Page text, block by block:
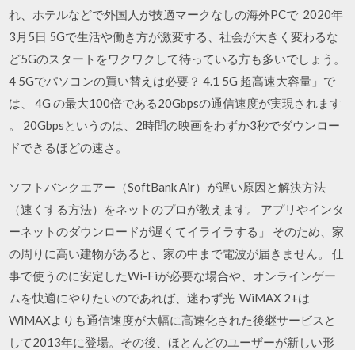
れ、ホテルなどで外国人が技適マークなしの海外PCで 2020年
3月5日 5Gで生活や働き方が激変する、社会が大きく変わるな
ど5Gのスタートをワクワクして待っている方も多いでしょう。
4 5Gでパソコンの買い替えは必要？ 4.1 5G 超高速大容量」で
は、 4G の最大100倍である20Gbpsの通信速度が実現されます
。 20Gbpsというのは、2時間の映画をわずか3秒でダウンロー
ドできるほどの速さ。
ソフトバンクエアー（SoftBank Air）が遅い原因と解決方法
（速くする方法）をネットのプロが教えます。 アプリやインタ
ーネットのダウンロードが遅くてイライラする」 そのため、家
の周りに高い建物があると、家の中まで電波が届きません。 仕
事で使うのに安定したWi-Fiが必要な場合や、オンラインゲー
ムを快適にやりたいのであれば、迷わず光 WiMAX 2+は
WiMAXよりも通信速度が大幅に高速化された後継サービスと
して2013年に登場。その後、ほとんどのユーザーが新しい形